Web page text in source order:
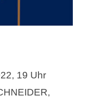
19 Uhr